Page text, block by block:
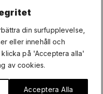
din surfupplevelse,
eller innehåll och
klicka på 'Acceptera alla'
av cookies.
Acceptera Alla